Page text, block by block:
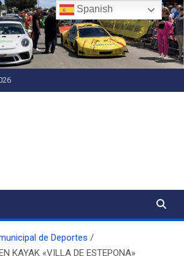
de Deportes
KAYAK «VILLA DE ESTEPONA»
Spanish